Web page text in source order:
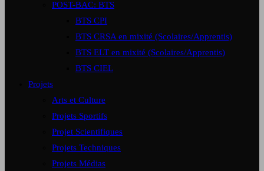
POST-BAC: BTS
BTS CPI
BTS CRSA en mixité (Scolaires/Apprentis)
BTS ELT en mixité (Scolaires/Apprentis)
BTS CIEL
Projets
Arts et Culture
Projets Sportifs
Projet Scientifiques
Projets Techniques
Projets Médias